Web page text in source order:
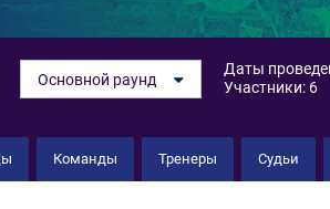
Основной раунд
Даты
Участники: 6
Команды Тренеры Судьи